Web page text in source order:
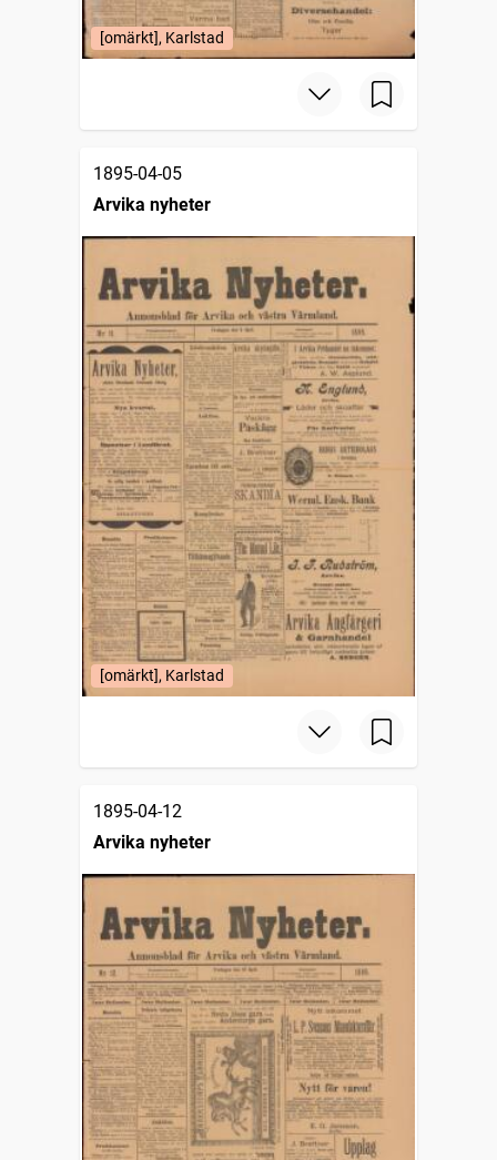
[omärkt], Karlstad
1895-04-05
Arvika nyheter
[omärkt], Karlstad
1895-04-12
Arvika nyheter